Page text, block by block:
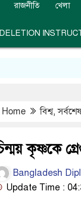
রাজনীতি খেলা
Home বিশ্ব,
কৃষ্ণকে
Bangladesh
Update Time :